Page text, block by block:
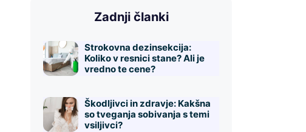
Zadnji članki
Strokovna dezinsekcija:
Koliko v resnici stane? Ali je
vredno te cene?
Škodljivci in zdravje: Kakšna
so tveganja sobivanja s temi
vsiljivci?